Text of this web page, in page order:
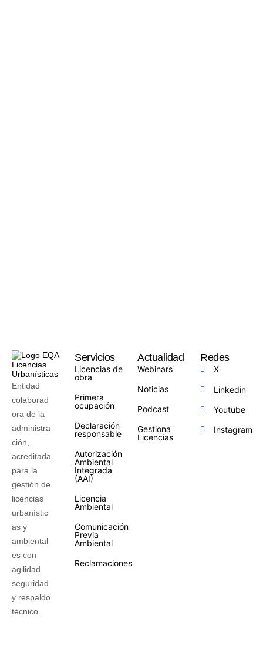
Entidad
colaborad
ora de la
administra
ción,
acreditada
para la
gestión de
licencias
urbanístic
as y
ambiental
es con
agilidad,
seguridad
y respaldo
técnico.
Servicios
Licencias de
obra
Primera
ocupación
Declaración
responsable
Autorización
Ambiental
Integrada
(AAI)
Licencia
Ambiental
Comunicación
Previa
Ambiental
Reclamaciones
Actualidad
Webinars
Noticias
Podcast
Gestiona
Licencias
Redes
X
Linkedin
Youtube
Instagram